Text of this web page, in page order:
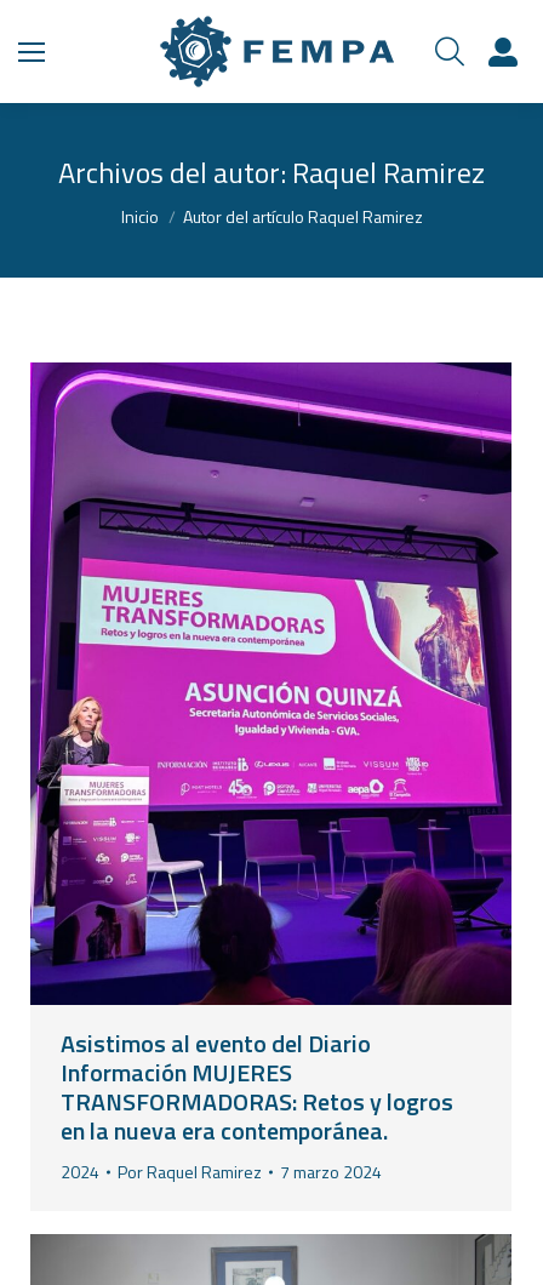
Archivos del autor: Raquel Ramirez
Estás aquí:
Inicio Autor del artículo Raquel Ramirez
Asistimos al evento del Diario
Información MUJERES
TRANSFORMADORAS: Retos y logros
en la nueva era contemporánea.
2024 PorRaquel Ramirez 7 marzo 2024